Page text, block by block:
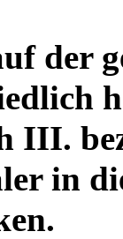
der
in